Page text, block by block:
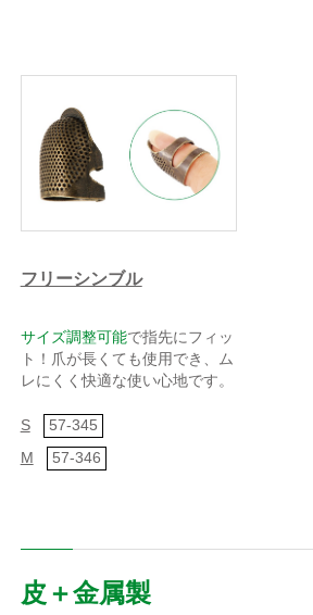
フリーシンブル
サイズ調整可能で指先にフィッ
ト！爪が長くても使用でき、ム
レにくく快適な使い心地です。
S
57-345
M
57-346
皮＋金属製